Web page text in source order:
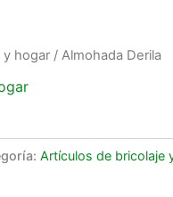
y hogar / Almohada Derila
Artículos de bricolaje